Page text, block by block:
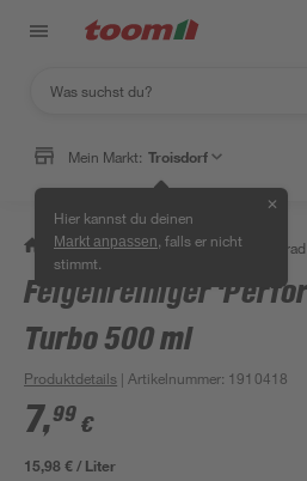
Mein Markt: Troisdorf
Hier kannst du deinen
Markt anpassen , falls er nicht
stimmt.
✕
/ Garten & Freizeit / Auto & Fahrrad
Felgenreiniger
Turbo 500 ml
Produktdetails | Artikelnummer: 1910418
7,99 €
15,98 € / Liter